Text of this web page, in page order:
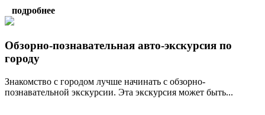
подробнее
Обзорно-познавательная авто-экскурсия по
городу
Знакомство с городом лучше начинать с обзорно-
познавательной экскурсии. Эта экскурсия может быть...